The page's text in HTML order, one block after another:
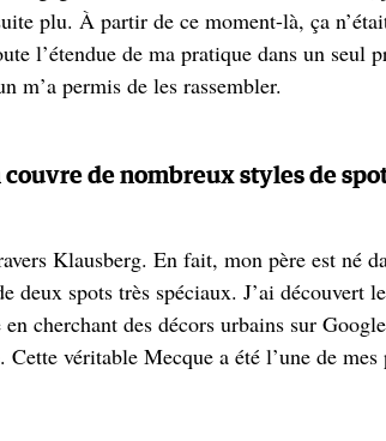
plu. À partir de ce moment-là, ça
l’étendue de ma pratique dans un seul
m’a permis de les rassembler.
de nombreux styles de
Klausberg. En fait, mon père est né
deux spots très spéciaux. J’ai découvert
cherchant des décors urbains sur
véritable Mecque a été l’une de mes